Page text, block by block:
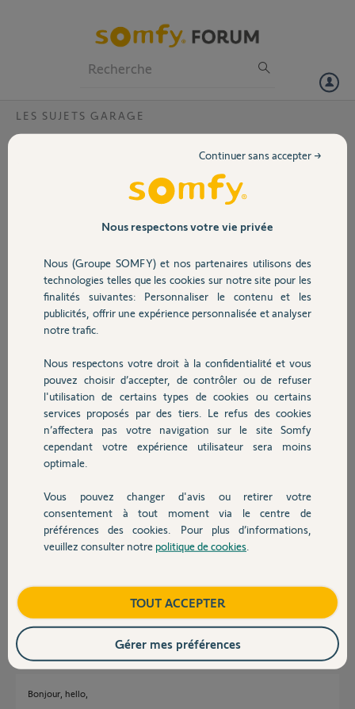
Volet
Sécurité
Domotique
Chauffage
Autres produits
Devis avec un pro
Contact
LES SUJETS GARAGE
Monseigneur HRB 384/R 9 00 675
Excusez-moi pour mon mauvais Française, je suis un anglophone.
Monseigneur HRB 348/R 9 009 675.
Depuis 2 - 3 mois, la plage(distance) de la télécommande a beaucoup
réduit. le télécommande marche uniquement quand je l'utilise juste à
coté de la boite central.
troubleshoot.
J'ai aussi besoin de changer des télécommandes (ma femme a perdu
le deuxième) , est-ce que le Somfy KEYGO est compatible avec cette
model ?
Merci beaucoup en avance pour votre aide.
Terrance
Terrance L.
Réponses
Bonjour, hello,
Nous respectons votre vie privée
Nous (Groupe SOMFY) et nos partenaires utilisons des
technologies telles que les cookies sur notre site pour les
finalités suivantes: Personnaliser le contenu et les
publicités, offrir une expérience personnalisée et analyser
notre trafic.
Nous respectons votre droit à la confidentialité et vous
pouvez choisir d’accepter, de contrôler ou de refuser
l'utilisation de certains types de cookies ou certains
services proposés par des tiers. Le refus des cookies
n’affectera pas votre navigation sur le site Somfy
cependant votre expérience utilisateur sera moins
optimale.
Vous pouvez changer d'avis ou retirer votre
consentement à tout moment via le centre de
préférences des cookies. Pour plus d’informations,
veuillez consulter notre politique de cookies
Continuer sans accepter →
TOUT ACCEPTER
Gérer mes préférences